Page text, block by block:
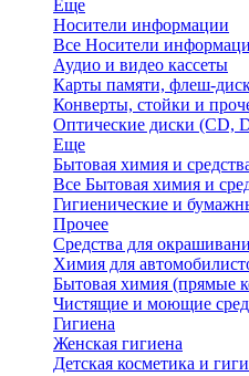
Еще
Носители информации
Все Носители
Аудио и видео кассеты
Карты памяти, флеш-
Конверты, стойки и
Оптические диски (CD,
Еще
Бытовая химия и
Все Бытовая химия и
Гигиенические и
Прочее
Средства для
Химия для
Бытовая химия (прямые
Чистящие и моющие
Гигиена
Женская гигиена
Детская косметика и